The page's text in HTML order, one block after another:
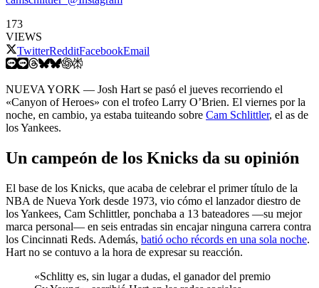
173
VIEWS
TwitterRedditFacebookEmail
NUEVA YORK — Josh Hart se pasó el jueves recorriendo el
«Canyon of Heroes» con el trofeo Larry O’Brien. El viernes por la
noche, en cambio, ya estaba tuiteando sobre Cam Schlittler, el as de
los Yankees.
Un campeón de los Knicks da su opinión
El base de los Knicks, que acaba de celebrar el primer título de la
NBA de Nueva York desde 1973, vio cómo el lanzador diestro de
los Yankees, Cam Schlittler, ponchaba a 13 bateadores —su mejor
marca personal— en seis entradas sin encajar ninguna carrera contra
los Cincinnati Reds. Además, batió ocho récords en una sola noche.
Hart no se contuvo a la hora de expresar su reacción.
«Schlitty es, sin lugar a dudas, el ganador del premio